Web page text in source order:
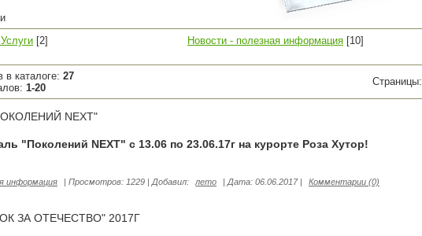
[2] Новости - полезная информация [10]
в каталоге: 27
: 1-20
Страницы:
NEXT"
NEXT" с 13.06 по 23.06.17г на курорте Роза Хутор!
информация | Просмотров: 1229 | Добавил: лето | Дата: 06.06.2017 | Комментарии (0)
ЗА ОТЕЧЕСТВО" 2017Г